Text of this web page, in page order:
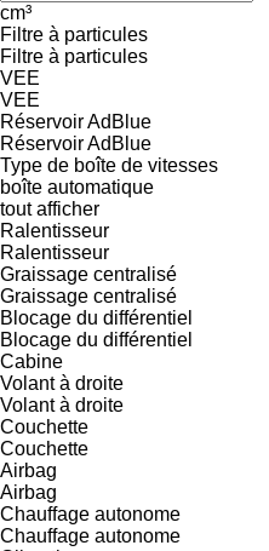
cm³
Filtre à particules
Filtre à particules
VEE
VEE
Réservoir AdBlue
Réservoir AdBlue
Type de boîte de vitesses
boîte automatique
tout afficher
Ralentisseur
Ralentisseur
Graissage centralisé
Graissage centralisé
Blocage du différentiel
Blocage du différentiel
Cabine
Volant à droite
Volant à droite
Couchette
Couchette
Airbag
Airbag
Chauffage autonome
Chauffage autonome